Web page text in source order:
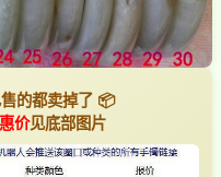
的都卖掉了 📦
价见底部图片